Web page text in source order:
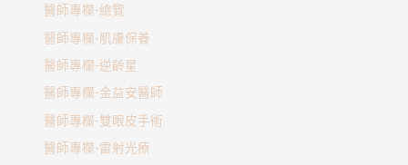
醫師專欄-總覽
醫師專欄-肌膚保養
醫師專欄-逆齡星
醫師專欄-金益安醫師
醫師專欄-雙眼皮手術
醫師專欄-雷射光療